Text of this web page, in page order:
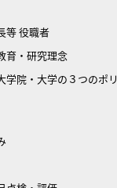
等 役職者
育・研究理念
学院・大学の３つのポリ